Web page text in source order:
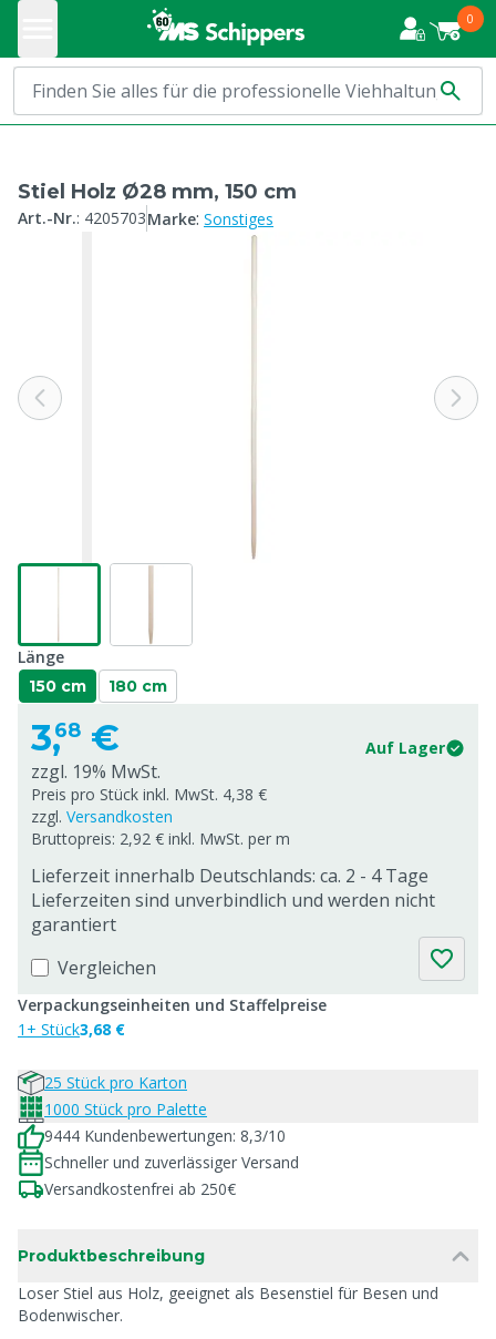
0
Stiel Holz Ø28 mm, 150 cm
Art.-Nr.: 4205703Marke: Sonstiges
Länge
150 cm 180 cm
3,68 € Auf Lager
zzgl. 19% MwSt.
Preis pro Stück inkl. MwSt. 4,38 €
zzgl. Versandkosten
Bruttopreis: 2,92 € inkl. MwSt. per m
Lieferzeit innerhalb Deutschlands: ca. 2 - 4 Tage
Lieferzeiten sind unverbindlich und werden nicht
garantiert
Vergleichen
Verpackungseinheiten und Staffelpreise
1+ Stück3,68 €
25 Stück pro Karton
1000 Stück pro Palette
9444 Kundenbewertungen: 8,3/10
Schneller und zuverlässiger Versand
Versandkostenfrei ab 250€
Produktbeschreibung
Loser Stiel aus Holz, geeignet als Besenstiel für Besen und
Bodenwischer.